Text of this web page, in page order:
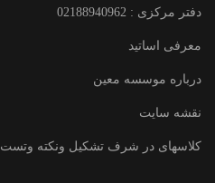
دفتر مرکزی : 02188940962
معرفی اساتید
درباره موسسه معین
نقشه سایت
کلاسهای در شرف تشکیل ونکته وتست